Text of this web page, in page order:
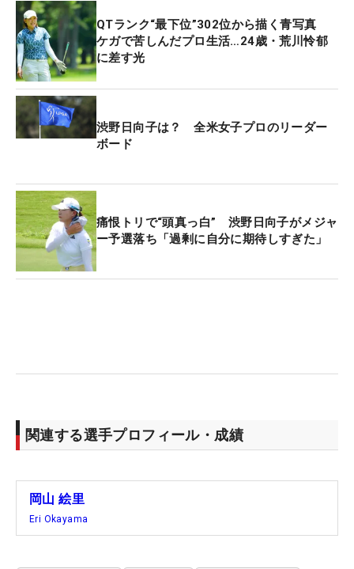
QTランク“最下位”302位から描く青写真
ケガで苦しんだプロ生活…24歳・荒川怜郁
に差す光
渋野日向子は？ 全米女子プロのリーダー
ボード
痛恨トリで“頭真っ白” 渋野日向子がメジャ
ー予選落ち「過剰に自分に期待しすぎた」
関連する選手プロフィール・成績
岡山 絵里
Eri Okayama